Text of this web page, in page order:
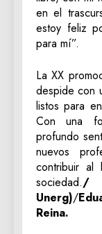
en el
estoy feliz
para mí”.
La XX
despide con
listos para
Con una
profundo
nuevos
contribuir
sociedad./
Unerg)/
Reina.